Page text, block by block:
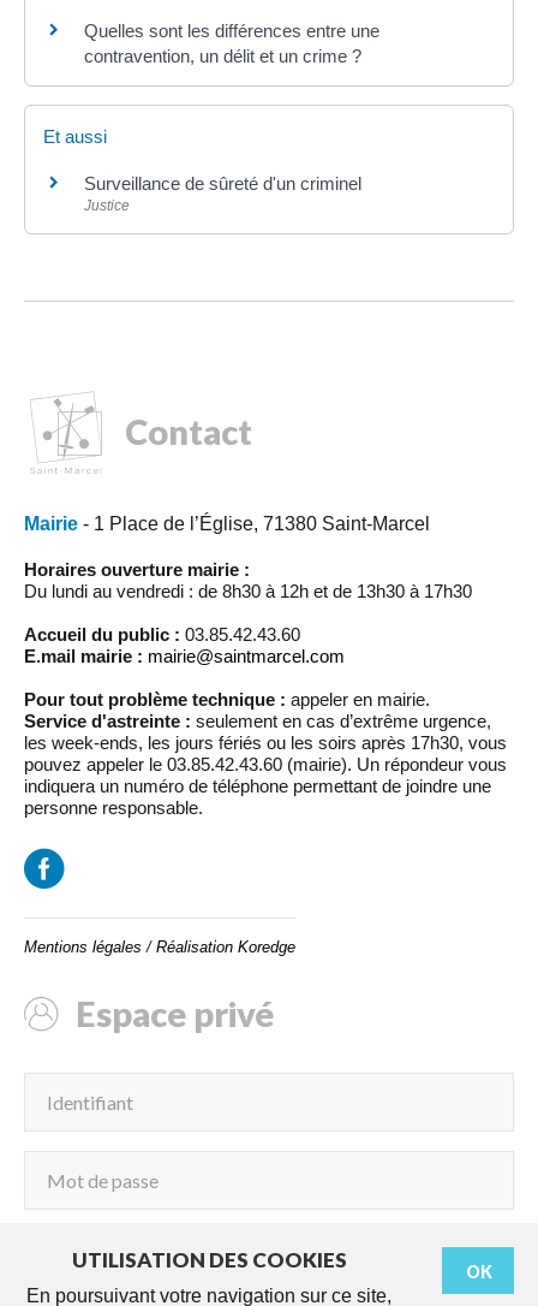
Quelles sont les différences entre une
contravention, un délit et un crime ?
Et aussi
Surveillance de sûreté d'un criminel
Justice
Contact
Mairie - 1 Place de l’Église, 71380 Saint-Marcel
Horaires ouverture mairie :
Du lundi au vendredi : de 8h30 à 12h et de 13h30 à 17h30
Accueil du public : 03.85.42.43.60
E.mail mairie : mairie@saintmarcel.com
Pour tout problème technique : appeler en mairie.
Service d'astreinte : seulement en cas d’extrême urgence,
les week-ends, les jours fériés ou les soirs après 17h30, vous
pouvez appeler le 03.85.42.43.60 (mairie). Un répondeur vous
indiquera un numéro de téléphone permettant de joindre une
personne responsable.
Mentions légales / Réalisation Koredge
Espace privé
OK
UTILISATION DES COOKIES
En poursuivant votre navigation sur ce site,